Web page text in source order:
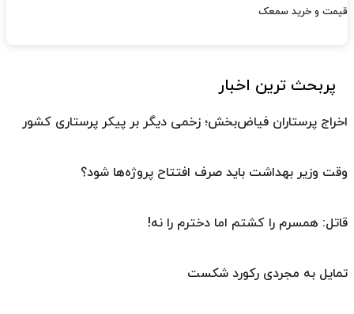
قیمت و خرید سمعک
پربحث ترین اخبار
اخراج پرستاران فیاض‌بخش؛ زخمی دیگر بر پیکر پرستاری کشور
وقت وزیر بهداشت باید صرف افتتاح پروژه‌ها شود؟
قاتل: همسرم را کشتم اما دخترم را نه!
تمایل به مجردی رکورد شکست